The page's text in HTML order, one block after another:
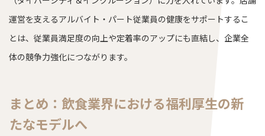
運営を支えるアルバイト・パート従業員の健康をサポートするこ
とは、従業員満足度の向上や定着率のアップにも直結し、企業全
体の競争力強化につながります。
まとめ：飲食業界における福利厚生の新
たなモデルへ